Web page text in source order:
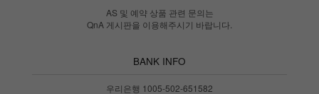
AS 및 예약 상품 관련 문의는
QnA 게시판을 이용해주시기 바랍니다.
BANK INFO
우리은행 1005-502-651582